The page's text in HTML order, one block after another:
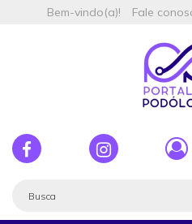
Bem-vindo(a)! Fale